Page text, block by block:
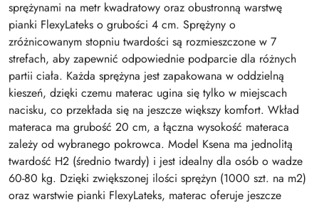
sprężynami na metr kwadratowy oraz obustronną warstwę
pianki FlexyLateks o grubości 4 cm. Sprężyny o
zróżnicowanym stopniu twardości są rozmieszczone w 7
strefach, aby zapewnić odpowiednie podparcie dla różnych
partii ciała. Każda sprężyna jest zapakowana w oddzielną
kieszeń, dzięki czemu materac ugina się tylko w miejscach
nacisku, co przekłada się na jeszcze większy komfort. Wkład
materaca ma grubość 20 cm, a łączna wysokość materaca
zależy od wybranego pokrowca. Model Ksena ma jednolitą
twardość H2 (średnio twardy) i jest idealny dla osób o wadze
60-80 kg. Dzięki zwiększonej ilości sprężyn (1000 szt. na m2)
oraz warstwie pianki FlexyLateks, materac oferuje jeszcze